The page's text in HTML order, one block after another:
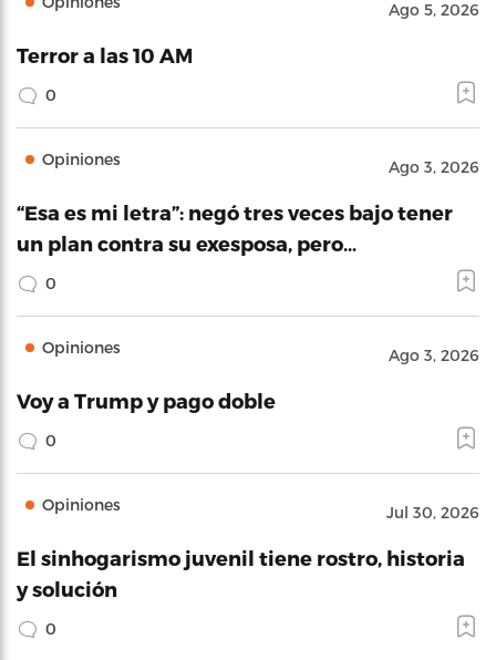
Ago 5, 2026
Terror a las 10 AM
0
Opiniones Ago 3, 2026
“Esa es mi letra”: negó tres veces bajo tener
un plan contra su exesposa, pero…
0
Opiniones Ago 3, 2026
Voy a Trump y pago doble
0
Opiniones Jul 30, 2026
El sinhogarismo juvenil tiene rostro, historia
y solución
0